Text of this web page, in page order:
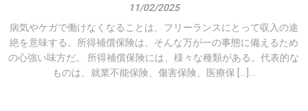
11/02/2025
病気やケガで働けなくなることは、フリーランスにとって収入の途
絶を意味する。所得補償保険は、そんな万が一の事態に備えるため
の心強い味方だ。 所得補償保険には、様々な種類がある。代表的な
ものは、就業不能保険、傷害保険、医療保 […]...